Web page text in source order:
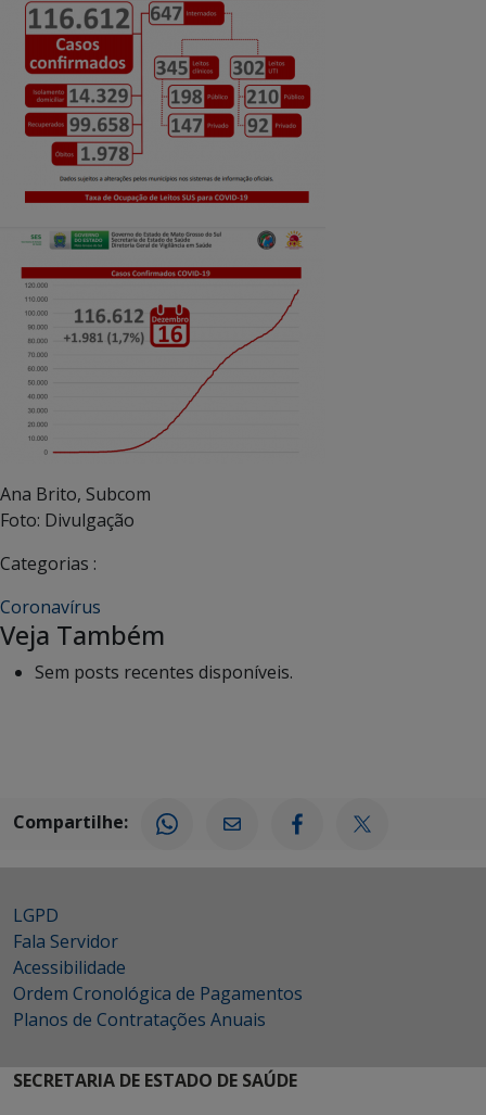
Ana Brito, Subcom
Foto: Divulgação
Categorias :
Coronavírus
Veja Também
Sem posts recentes disponíveis.
Compartilhe:
LGPD
Fala Servidor
Acessibilidade
Ordem Cronológica de Pagamentos
Planos de Contratações Anuais
SECRETARIA DE ESTADO DE SAÚDE